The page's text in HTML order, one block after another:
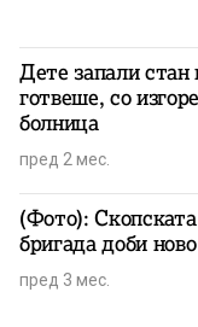
Дете запали стан
готвеше, со
болница
пред 2 мес.
(Фото):
бригада доби
пред 3 мес.